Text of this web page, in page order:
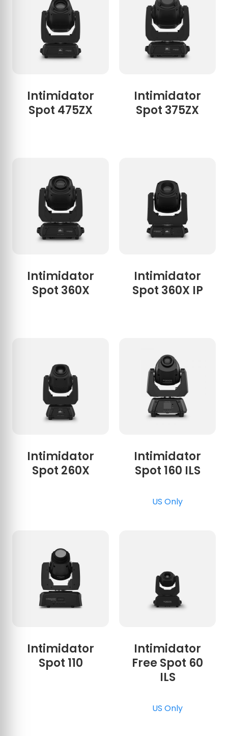
Intimidator
Spot 475ZX
Intimidator
Spot 375ZX
Intimidator
Spot 360X
Intimidator
Spot 360X IP
Intimidator
Spot 260X
Intimidator
Spot 160 ILS
US Only
Intimidator
Spot 110
Intimidator
Free Spot 60
ILS
US Only